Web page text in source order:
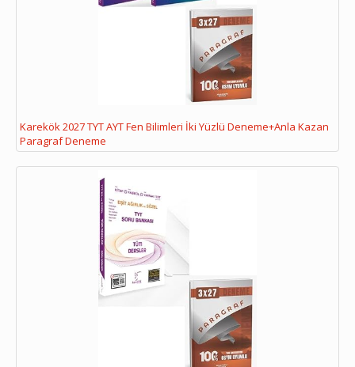
Karekök 2027 TYT AYT Fen Bilimleri İki Yüzlü Deneme+Anla Kazan
Paragraf Deneme